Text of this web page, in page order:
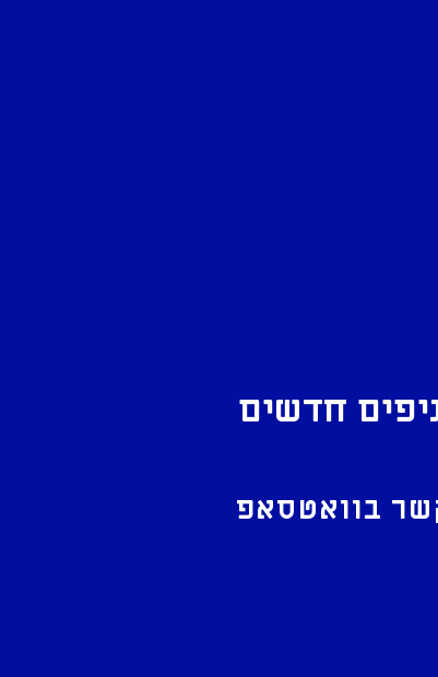
חדשים